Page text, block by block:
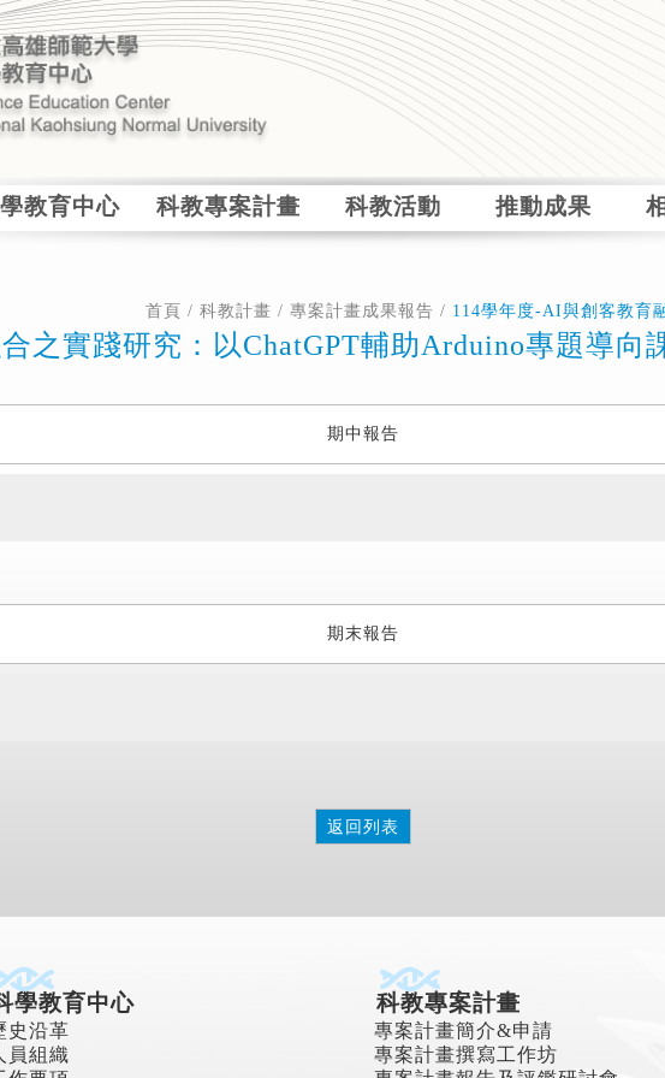
教育中心 科教專案計畫 科教活動 推動成果
首頁 / 科教計畫 / 專案計畫成果報告 / 114學年度-AI與創客教育
之實踐研究：以ChatGPT輔助Arduino專題導向
期中報告
期末報告
返回列表
學教育中心
史沿革
員組織
科教專案計畫
專案計畫簡介&申請
專案計畫撰寫工作坊